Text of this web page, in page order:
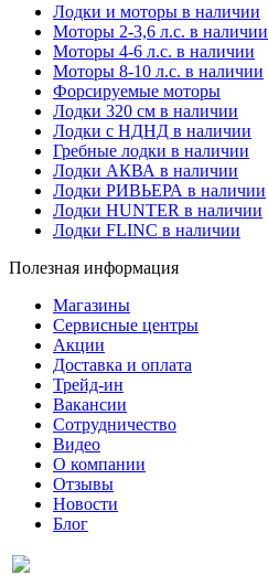
Лодки и моторы в наличии
Моторы 2-3,6 л.с. в наличии
Моторы 4-6 л.с. в наличии
Моторы 8-10 л.с. в наличии
Форсируемые моторы
Лодки 320 см в наличии
Лодки с НДНД в наличии
Гребные лодки в наличии
Лодки АКВА в наличии
Лодки РИВЬЕРА в наличии
Лодки HUNTER в наличии
Лодки FLINC в наличии
Полезная информация
Магазины
Сервисные центры
Акции
Доставка и оплата
Трейд-ин
Вакансии
Сотрудничество
Видео
О компании
Отзывы
Новости
Блог